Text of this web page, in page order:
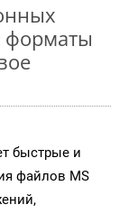
форматы
быстрые и
файлов MS